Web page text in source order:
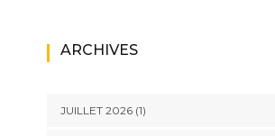
ARCHIVES
JUILLET 2026(1)